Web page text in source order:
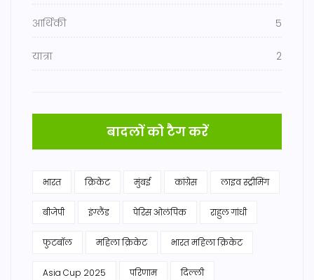
आर्थिकी 5
यात्रा 2
बादलों को टैग करें
भारत क्रिकेट मुंबई कांग्रेस लाइव स्ट्रीमिंग
बीजेपी इंग्लैंड पेरिस ओलंपिक राहुल गांधी
फुटबॉल महिला क्रिकेट भारत महिला क्रिकेट
Asia Cup 2025 परिणाम दिल्ली